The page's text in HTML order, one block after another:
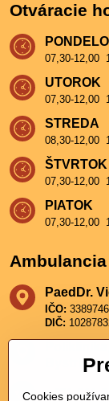
Otváracie
07,30-12,00
UTOROK
07,30-12,00
STREDA
08,30-12,00
ŠTVRTOK
07,30-12,00
PIATOK
07,30-12,00
Ambulancia
PaedDr​.
IČO:
DIČ:
Bystrica
+421 911
Cookies